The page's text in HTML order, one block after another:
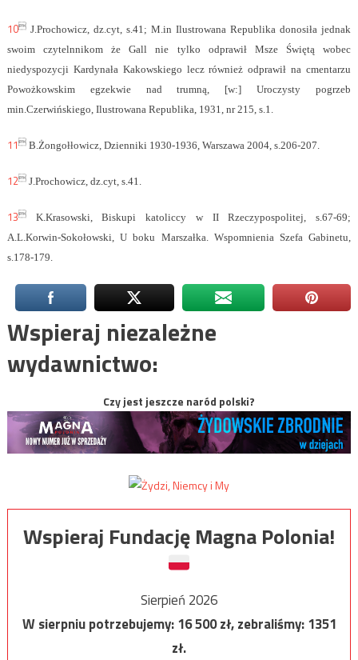
10J.Prochowicz, dz.cyt, s.41; M.in Ilustrowana Republika donosiła jednak
swoim czytelnnikom że Gall nie tylko odprawił Msze Świętą wobec
niedyspozycji Kardynała Kakowskiego lecz również odprawił na cmentarzu
Powożkowskim egzekwie nad trumną, [w:] Uroczysty pogrzeb
min.Czerwińskiego, Ilustrowana Republika, 1931, nr 215, s.1.
11B.Żongołłowicz, Dzienniki 1930-1936, Warszawa 2004, s.206-207.
12J.Prochowicz, dz.cyt, s.41.
13K.Krasowski, Biskupi katoliccy w II Rzeczypospolitej, s.67-69;
A.L.Korwin-Sokołowski, U boku Marszałka. Wspomnienia Szefa Gabinetu,
s.178-179.
Wspieraj niezależne
wydawnictwo:
Czy jest jeszcze naród polski?
Wspieraj Fundację Magna Polonia!
Sierpień 2026
W sierpniu potrzebujemy:16 500zł, zebraliśmy:1351
zł.